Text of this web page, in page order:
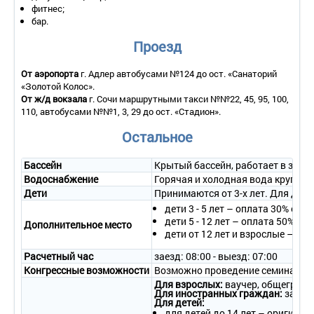
Покрытие пола – ламинат.
Санузел – умывальник, зеркало, унитаз, ванна, полотенца (в
косметическое увеличивающее зеркало.
- уборка номера – ежедневно;
- смена белья – 1 раз в 3 дня;
- смена полотенец – 1 раз в 3 дня.
2-местный 1-комнатный 1 этаж корп. 1
Дополнительное место – 1 (кресло-кровать).
Площадь – 18-20 кв.м.
Балкон – да, вид на море или парк.
Мебель – две односпальные кровати (совмещенные),
прикроватные тумбочки, шкаф, стол со стульями, кресло-
кровать.
Оборудование – кондиционер, телевизор, холодильник,
настенные светильники, сейф, проводной интернет (можно
взять роутер напрокат).
Покрытие пола – ламинат.
Санузел – умывальник, зеркало, унитаз, душ, полотенца (в
том числе пляжные), косметические принадлежности.
фитнес;
бар.
Проезд
От аэропортаг. Адлер автобусами №124 до ост. «Санаторий
«Золотой Колос».
От ж/д вокзалаг. Сочи маршрутными такси №№22, 45, 95, 100,
110, автобусами №№1, 3, 29 до ост. «Стадион».
Остальное
Бассейн
Крытый бассейн, работает в
Водоснабжение
Горячая и холодная вода круглые
Дети
Принимаются от 3-х лет. Для
Дополнительное место
дети 3 - 5 лет – оплата 30%
дети 5 - 12 лет – оплата 50%
дети от 12 лет и взрослые –
Расчетный час
заезд: 08:00 - выезд: 07:00
Конгрессные возможности Возможно проведение
Для взрослых: ваучер,
Для иностранных граждан:
Для детей: